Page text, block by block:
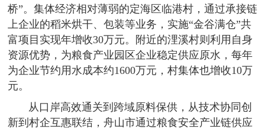
桥”。集体经济相对薄弱的定海区临港村，通过承接链
上企业的稻米烘干、包装等业务，实施“金谷满仓”共
富项目实现年增收30万元。附近的浬溪村则利用自身
资源优势，为粮食产业园区企业稳定供应原水，每年
为企业节约用水成本约1600万元，村集体也增收10万
元。
从口岸高效通关到跨域原料保供，从技术协同创
新到村企互惠联结，舟山市通过粮食安全产业链供应